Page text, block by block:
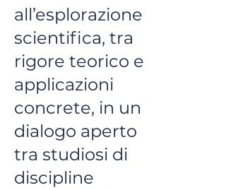
all’esplorazione
scientifica, tra
rigore teorico e
applicazioni
concrete, in un
dialogo aperto
tra studiosi di
discipline